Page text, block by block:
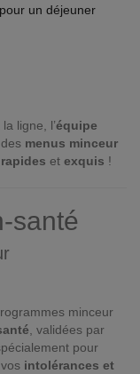
un déjeuner
ligne, l’équipe
menus minceur
rapides et exquis !
santé
minceur
, validées par
pour
intolérances et